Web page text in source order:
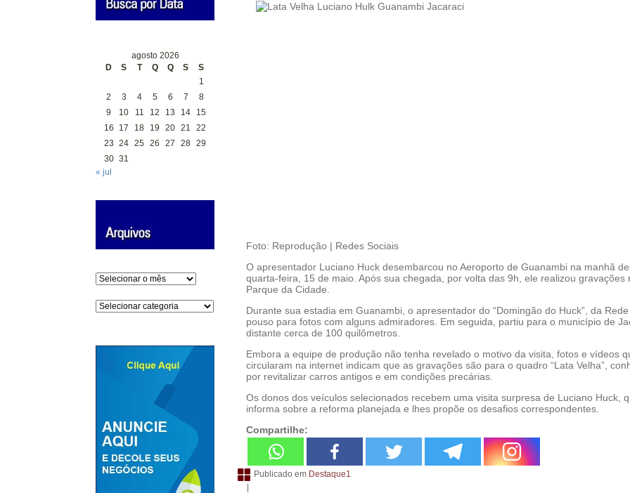
agosto 2026
D
S T Q Q S
S
1
2
3 4 5 6 7
8
9
10 11 12 13 14
15
16
17 18 19 20 21
22
23 24 25 26 27 28 29
30 31
« jul
Arquivos
Categorias
Foto: Reprodução | Redes Sociais
O apresentador Luciano Huck desembarcou no Aeroporto de Guanambi na manhã
quarta-feira, 15 de maio. Após sua chegada, por volta das 9h, ele realizou gravações
Parque da Cidade.
Durante sua estadia em Guanambi, o apresentador do “Domingão do Huck”, da
pouso para fotos com alguns admiradores. Em seguida, partiu para o município de
distante cerca de 100 quilômetros.
Embora a equipe de produção não tenha revelado o motivo da visita, fotos e vídeos
circularam na internet indicam que as gravações são para o quadro “Lata Velha”,
por revitalizar carros antigos e em condições precárias.
Os donos dos veículos selecionados recebem uma visita surpresa de Luciano Huck,
informa sobre a reforma planejada e lhes propõe os desafios correspondentes.
Compartilhe:
Publicado em Destaque1
|